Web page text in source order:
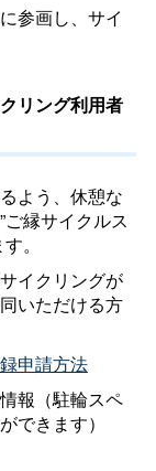
参画し、サイ
リング利用者
よう、休憩な
縁サイクルス
。
イクリングが
いただける方
申請方法
報（駐輪スペ
できます）